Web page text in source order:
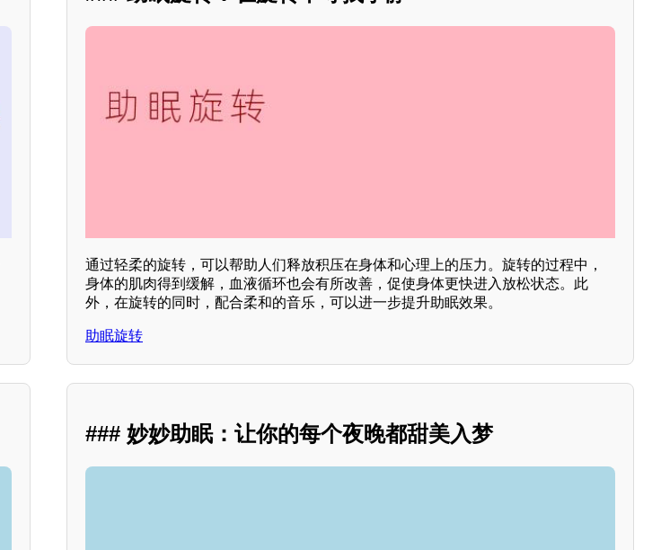
通过轻柔的旋转，可以帮助人们释放积压在身体和心理上的压力。旋转的过程中，
身体的肌肉得到缓解，血液循环也会有所改善，促使身体更快进入放松状态。此
外，在旋转的同时，配合柔和的音乐，可以进一步提升助眠效果。
助眠旋转
### 妙妙助眠：让你的每个夜晚都甜美入梦